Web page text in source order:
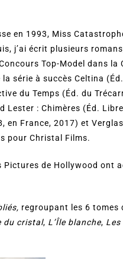
en 1993, Miss
j’ai écrit plusieurs
Top-Model dans
série à succès Celtina
du Temps (Éd. du
Lester : Chimères (Éd.
en France, 2017) et
pour Christal Films.
de Hollywood ont
regroupant les 6 tomes
du cristal, L’Île blanche, Les